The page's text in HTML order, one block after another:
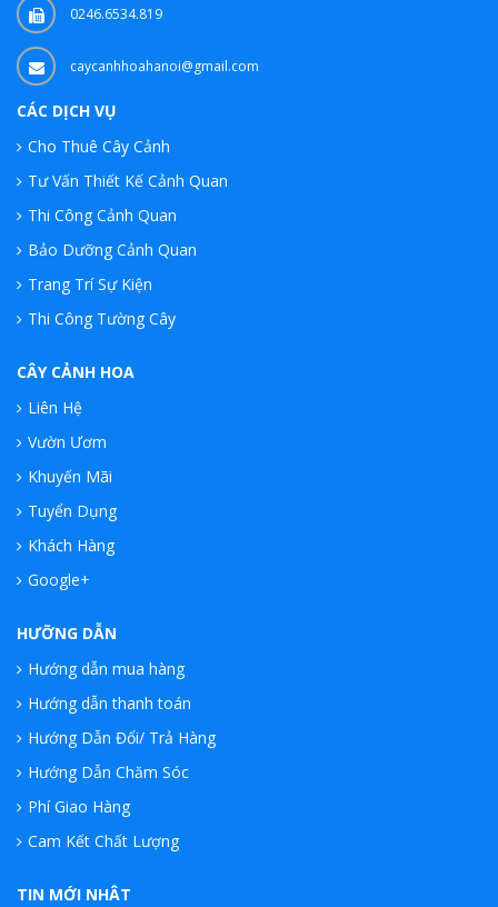
0246.6534.819
caycanhhoahanoi@gmail.com
CÁC DỊCH VỤ
Cho Thuê Cây Cảnh
Tư Vấn Thiết Kế Cảnh Quan
Thi Công Cảnh Quan
Bảo Dưỡng Cảnh Quan
Trang Trí Sự Kiện
Thi Công Tường Cây
CÂY CẢNH HOA
Liên Hệ
Vườn Ươm
Khuyến Mãi
Tuyển Dụng
Khách Hàng
Google+
HƯỠNG DẪN
Hướng dẫn mua hàng
Hướng dẫn thanh toán
Hướng Dẫn Đổi/ Trả Hàng
Hướng Dẫn Chăm Sóc
Phí Giao Hàng
Cam Kết Chất Lượng
TIN MỚI NHÂT